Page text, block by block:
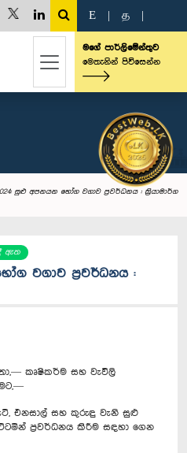
E த
මගේ පාර්ලිමේන්තුව
මෙතැනින් පිවිසෙන්න
2024: සුළු අපනයන භෝග වගාව ප්‍රවර්ධනය : ක්‍රියාමාර්ග
ඇත
භෝග වගාව ප්‍රවර්ධනය :
කෘෂිකර්ම සහ වැවිලි
එනසාල් සහ කුරුඳු වැනි සුළු
ප්‍රවර්ධනය කිරීම සඳහා ගෙන